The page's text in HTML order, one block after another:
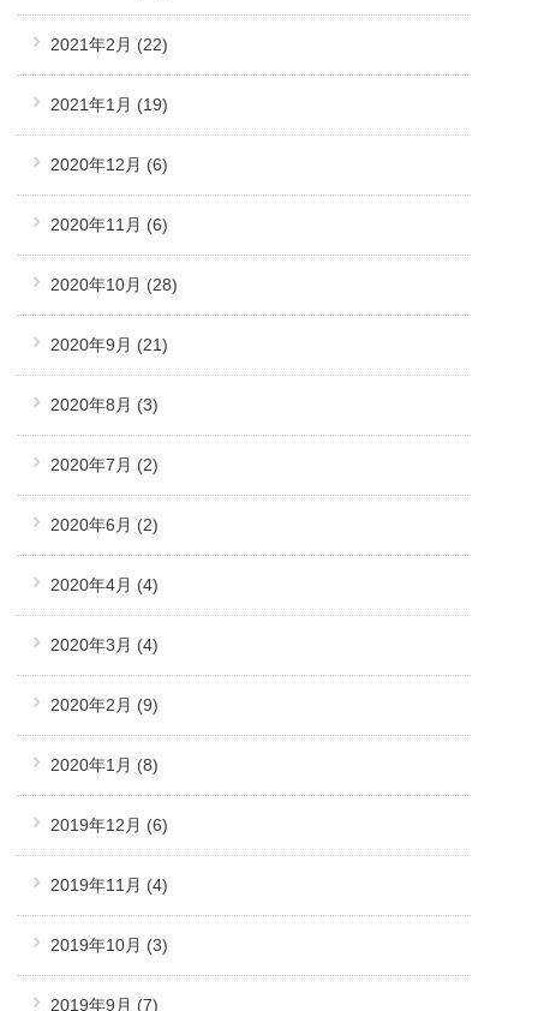
2021年2月 (22)
2021年1月 (19)
2020年12月 (6)
2020年11月 (6)
2020年10月 (28)
2020年9月 (21)
2020年8月 (3)
2020年7月 (2)
2020年6月 (2)
2020年4月 (4)
2020年3月 (4)
2020年2月 (9)
2020年1月 (8)
2019年12月 (6)
2019年11月 (4)
2019年10月 (3)
2019年9月 (7)